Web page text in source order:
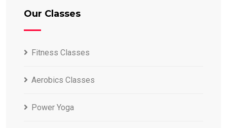
Our Classes
Fitness Classes
Aerobics Classes
Power Yoga